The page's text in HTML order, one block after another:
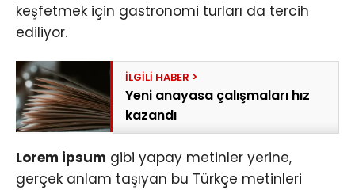
keşfetmek için gastronomi turları da tercih
ediliyor.
Yeni anayasa çalışmaları hız
kazandı
Lorem ipsum gibi yapay metinler yerine,
gerçek anlam taşıyan bu Türkçe metinleri